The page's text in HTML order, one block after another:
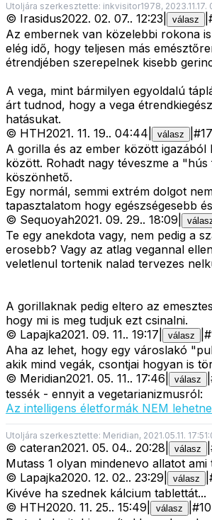
Utoljára szerkesztette: inkvisitor1978, 2023.11.17.
© Irasidus2022. 02. 07.. 12:23 válasz
Az embernek van közelebbi rokona
elég idő, hogy teljesen más
étrendjében szerepelnek kisebb
A vega, mint bármilyen egyoldalú
árt tudnod, hogy a vega
hatásukat.
© HTH2021. 11. 19.. 04:44 válasz #17
A gorilla és az ember között
között. Rohadt nagy téveszme a
köszönhető.
Egy normál, semmi extrém dolgot
tapasztalatom hogy egészségesebb
© Sequoyah2021. 09. 29.. 18:09
Te egy anekdota vagy, nem pedig a
erosebb? Vagy az atlag vegannal
veletlenul tortenik nalad tervezes
A gorillaknak pedig eltero az
hogy mi is meg tudjuk ezt csinalni.
© Lapajka2021. 09. 11.. 19:17 válasz #
Aha az lehet, hogy egy városlakó
akik mind vegák, csontjai hogyan is
© Meridian2021. 05. 11.. 17:46 válasz
tessék - ennyit a vegetarianizmusról:
Az intelligens életformák NEM
Utoljára szerkesztette: Meridian, 2021.05.11.
© cateran2021. 05. 04.. 20:28 válasz
Mutass 1 olyan mindenevo allatot
© Lapajka2020. 12. 02.. 23:29 válasz
Kivéve ha szednek kálcium tablettát...
© HTH2020. 11. 25.. 15:49 válasz #10